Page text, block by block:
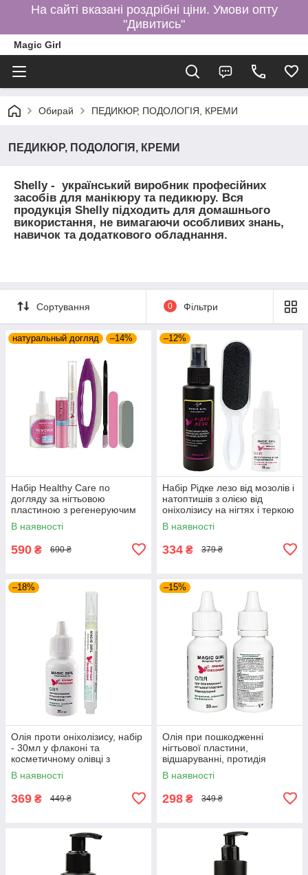
На сайті вказані роздрібні ціни. Умови опту
"Дивитись"
Magic Girl
Обирай ПЕДИКЮР, ПОДОЛОГІЯ, КРЕМИ
ПЕДИКЮР, ПОДОЛОГІЯ, КРЕМИ
Shelly - український виробник професійних
засобів для манікюру та педикюру. Вся
продукція Shelly підходить для домашнього
використання, не вимагаючи особливих знань,
навичок та додаткового обладнання.
Сортування 0 Фільтри
натуральный догляд –14%
Набір Healthy Care по
догляду за нігтьовою
пластиною з регенеруючим
маслом та воском-
бальзамом
В наявності
590 ₴ 690 ₴
–12%
Набір Рідке лезо від мозолів і
натоптишів з олією від
оніхолізису на нігтях і теркою
для стоп
В наявності
334 ₴ 379 ₴
–18%
Олія проти оніхолізису, набір
- 30мл у флаконі та
косметичному олівці з
пензликом 3мл для нігтів і
кутикули
В наявності
369 ₴ 449 ₴
–15%
Олія при пошкодженні
нігтьової пластини,
відшаруванні, протидія
оніхолізис, 30мл
В наявності
298 ₴ 349 ₴